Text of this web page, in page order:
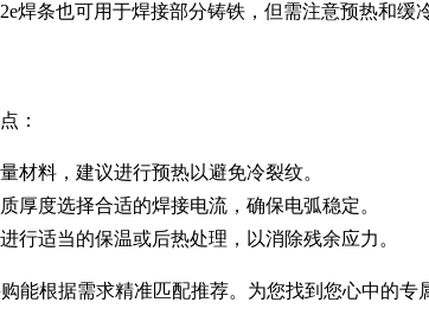
焊条也可用于焊接部分铸铁，但需注意预热和缓
：
材料，建议进行预热以避免冷裂纹。
厚度选择合适的焊接电流，确保电弧稳定。
行适当的保温或后热处理，以消除残余应力。
能根据需求精准匹配推荐。为您找到您心中的专